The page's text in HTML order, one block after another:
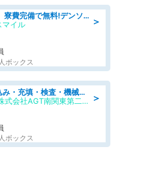
＞
入社特典58万円、寮費完備で無料!デンソーで働こう!自動車工場で小型部品の検査業務 denso aichi
マイル
ボックス
＞
建築用製品の仕込み・充填・検査・機械操作/寮完備/日払い/工場・製造
UTエージェント株式会社AGT南関東第二CU
ボックス